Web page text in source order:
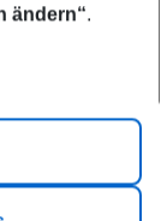
ändern“.